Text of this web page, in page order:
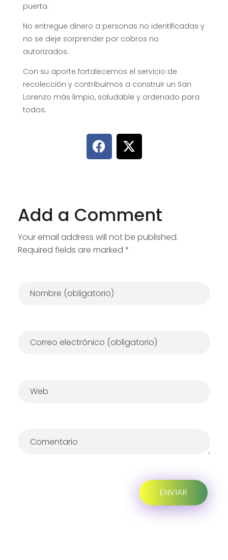
puerta.
No entregue dinero a personas no identificadas y
no se deje sorprender por cobros no
autorizados.
Con su aporte fortalecemos el servicio de
recolección y contribuimos a construir un San
Lorenzo más limpio, saludable y ordenado para
todos.
Add a Comment
Your email address will not be published.
Required fields are marked *